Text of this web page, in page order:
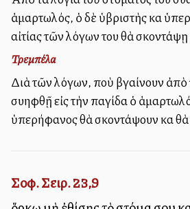
ἁμαρτωλός, ὁ δὲ ὑβριστὴς καὶ
αἰτίας τῶν λόγων του θὰ σκοντάψῃ
Τρεμπέλα
Διὰ τῶν λόγων, ποὺ βγαίνουν ἀπὸ
συλληφθῇ εἰς τὴν παγίδα ὁ
ὑπερήφανος θὰ σκοντάψουν καὶ
Σοφ. Σειρ. 23,9